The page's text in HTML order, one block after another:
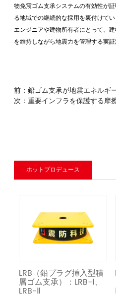
物免震ゴム支承システムの有効性が
る地域での継続的な採用を裏付けて
エンジニアや建物所有者にとって、
を維持しながら地震力を管理する実
前：鉛ゴム支承が地震エネルギ
次：重要インフラを保護する摩
ホットプロデュース
LRB（鉛プラグ挿入型積
層ゴム支承）：LRB-Ⅰ、
LRB-Ⅱ